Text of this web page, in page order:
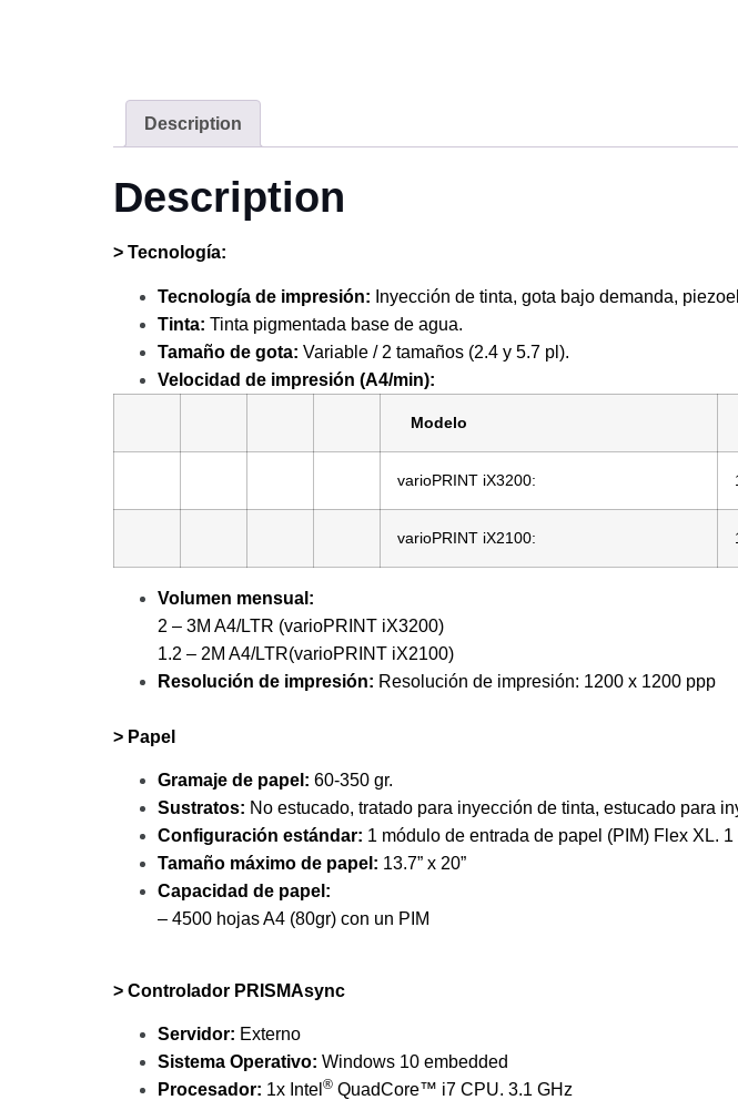
Description
Description
> Tecnología:
Tecnología de impresión: Inyección de tinta, gota bajo demanda,
Tinta: Tinta pigmentada base de agua.
Tamaño de gota: Variable / 2 tamaños (2.4 y 5.7 pl).
Velocidad de impresión (A4/min):
Modelo
varioPRINT iX3200:
varioPRINT iX2100:
Volumen mensual:
2 – 3M A4/LTR (varioPRINT iX3200)
1.2 – 2M A4/LTR(varioPRINT iX2100)
Resolución de impresión: Resolución de impresión: 1200 x 1200 ppp
> Papel
Gramaje de papel: 60-350 gr.
Sustratos: No estucado, tratado para inyección de tinta, estucado para
Configuración estándar: 1 módulo de entrada de papel (PIM) Flex XL.
Tamaño máximo de papel: 13.7” x 20”
Capacidad de papel:
– 4500 hojas A4 (80gr) con un PIM
> Controlador PRISMAsync
Servidor: Externo
Sistema Operativo: Windows 10 embedded
Procesador: 1x Intel ® QuadCore™ i7 CPU. 3.1 GHz